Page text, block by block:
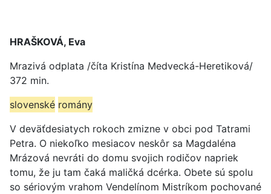
HRAŠKOVÁ, Eva
Mrazivá odplata /číta Kristína Medvecká-Heretiková/
372 min.
slovenské romány
V deväťdesiatych rokoch zmizne v obci pod Tatrami
Petra. O niekoľko mesiacov neskôr sa Magdaléna
Mrázová nevráti do domu svojich rodičov napriek
tomu, že ju tam čaká maličká dcérka. Obete sú spolu
so sériovým vrahom Vendelínom Mistríkom pochované